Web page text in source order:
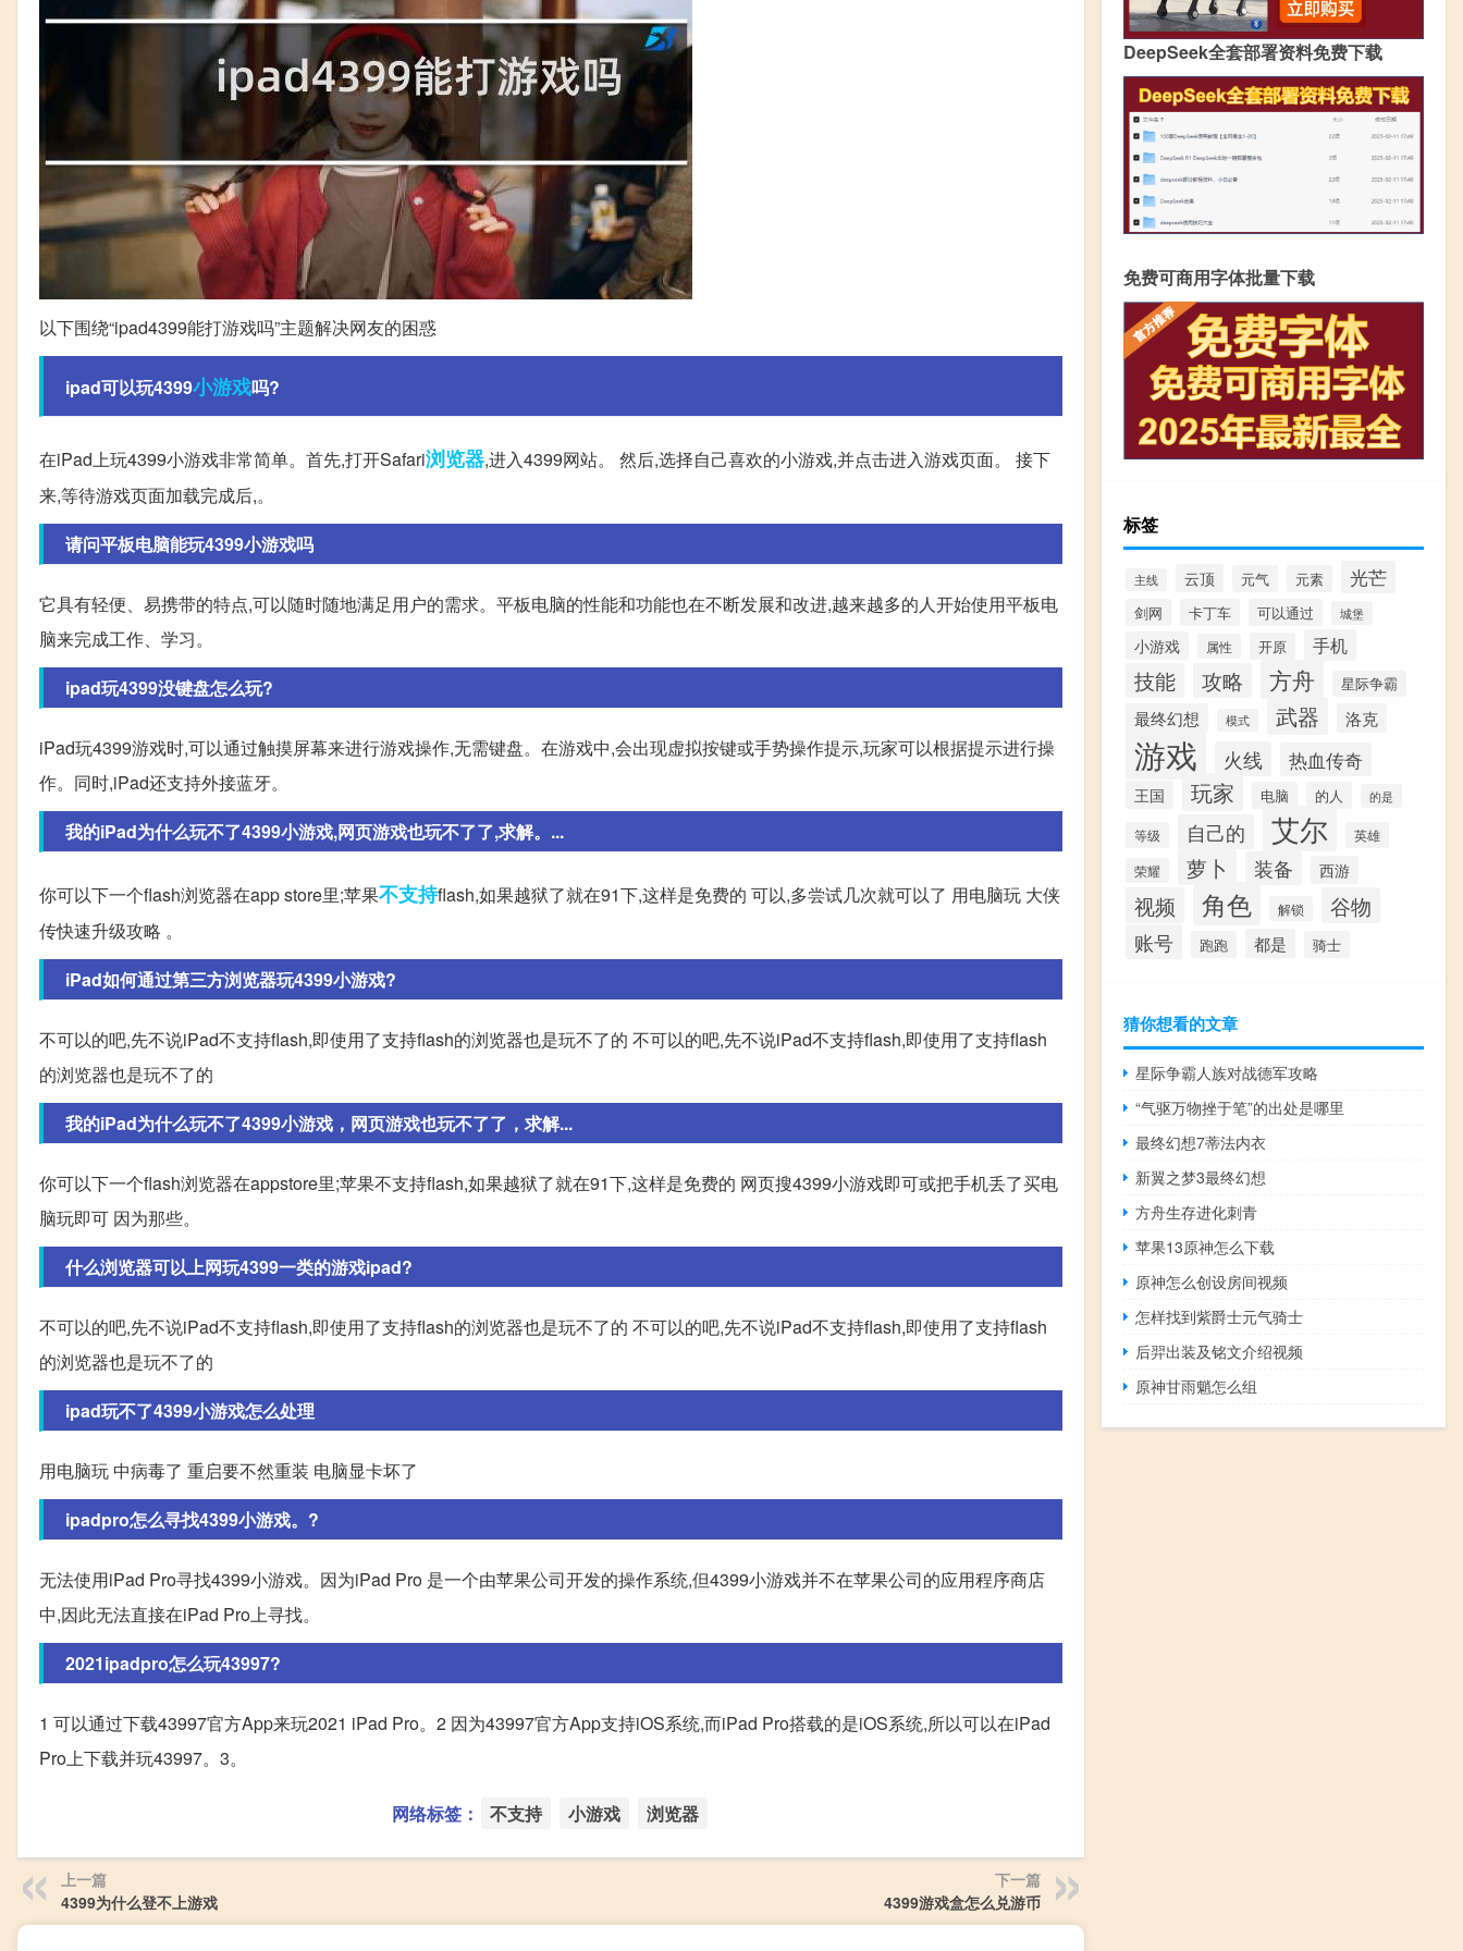
以下围绕“ipad4399能打游戏吗”主题解决网友的困惑
ipad可以玩4399小游戏吗?
在iPad上玩4399小游戏非常简单。首先,打开Safari浏览器,进入4399网站。 然后,选择自己喜欢的小游戏,并点击进入游戏页面。 接下
来,等待游戏页面加载完成后,。
请问平板电脑能玩4399小游戏吗
它具有轻便、易携带的特点,可以随时随地满足用户的需求。平板电脑的性能和功能也在不断发展和改进,越来越多的人开始使用平板电
脑来完成工作、学习。
ipad玩4399没键盘怎么玩?
iPad玩4399游戏时,可以通过触摸屏幕来进行游戏操作,无需键盘。在游戏中,会出现虚拟按键或手势操作提示,玩家可以根据提示进行操
作。同时,iPad还支持外接蓝牙。
我的iPad为什么玩不了4399小游戏,网页游戏也玩不了了,求解。...
你可以下一个flash浏览器在app store里;苹果不支持flash,如果越狱了就在91下,这样是免费的 可以,多尝试几次就可以了 用电脑玩 大侠
传快速升级攻略 。
iPad如何通过第三方浏览器玩4399小游戏?
不可以的吧,先不说iPad不支持flash,即使用了支持flash的浏览器也是玩不了的 不可以的吧,先不说iPad不支持flash,即使用了支持flash
的浏览器也是玩不了的
我的iPad为什么玩不了4399小游戏，网页游戏也玩不了了，求解...
你可以下一个flash浏览器在appstore里;苹果不支持flash,如果越狱了就在91下,这样是免费的 网页搜4399小游戏即可或把手机丢了买电
脑玩即可 因为那些。
什么浏览器可以上网玩4399一类的游戏ipad?
不可以的吧,先不说iPad不支持flash,即使用了支持flash的浏览器也是玩不了的 不可以的吧,先不说iPad不支持flash,即使用了支持flash
的浏览器也是玩不了的
ipad玩不了4399小游戏怎么处理
用电脑玩 中病毒了 重启要不然重装 电脑显卡坏了
ipadpro怎么寻找4399小游戏。?
无法使用iPad Pro寻找4399小游戏。因为iPad Pro 是一个由苹果公司开发的操作系统,但4399小游戏并不在苹果公司的应用程序商店
中,因此无法直接在iPad Pro上寻找。
2021ipadpro怎么玩43997?
1 可以通过下载43997官方App来玩2021 iPad Pro。2 因为43997官方App支持iOS系统,而iPad Pro搭载的是iOS系统,所以可以在iPad
Pro上下载并玩43997。3。
网络标签： 不支持 小游戏 浏览器
上一篇
4399为什么登不上游戏
下一篇
4399游戏盒怎么兑游币
DeepSeek全套部署资料免费下载
免费可商用字体批量下载
标签
主线 云顶 元气 元素 光芒
剑网 卡丁车 可以通过 城堡
小游戏 属性 开原 手机
技能 攻略 方舟 星际争霸
最终幻想 模式 武器 洛克
游戏 火线 热血传奇
王国 玩家 电脑 的人 的是
等级 自己的 艾尔 英雄
荣耀 萝卜 装备 西游
视频 角色 解锁 谷物
账号 跑跑 都是 骑士
猜你想看的文章
星际争霸人族对战德军攻略
“气驱万物挫于笔”的出处是哪里
最终幻想7蒂法内衣
新翼之梦3最终幻想
方舟生存进化刺青
苹果13原神怎么下载
原神怎么创设房间视频
怎样找到紫爵士元气骑士
后羿出装及铭文介绍视频
原神甘雨魈怎么组